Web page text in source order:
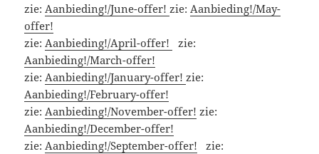
zie: Aanbieding!/June-offer!zie: Aanbieding!/May-
offer!
zie: Aanbieding!/April-offer!
zie:
Aanbieding!/March-offer!
zie: Aanbieding!/January-offer!zie:
Aanbieding!/February-offer!
zie: Aanbieding!/November-offer! zie:
Aanbieding!/December-offer!
zie: Aanbieding!/September-offer! zie: